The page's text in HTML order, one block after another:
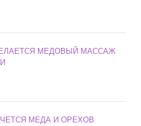
МЕДОВЫЙ МАССАЖ
МЕДА И ОРЕХОВ